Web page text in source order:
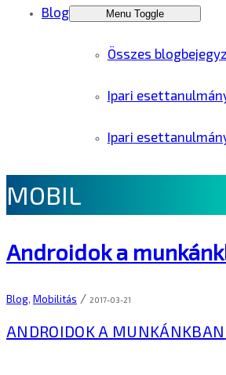
Blog Menu Toggle
Összes
Ipari
Ipari
MOBIL
Androidok a
Blog, Mobilitás / 2017-03-21
ANDROIDOK A MUNKÁNKBAN